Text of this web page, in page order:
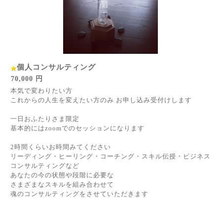
個人コンサルティング
70,000 円
本気で変わりたい方
これからの人生を変えたい方のみ お申し込み受付けします
一日おふたりさま限定
基本的にはzoomでのセッションになります
2時間くらいお時間みてください
リーディング・ヒーリング・コーチング・スキル伝授・ビジネス
コンサルティングなど
あなたの今の状態や段階に必要な
さまざまなスキルを組み合わせて
魂のコンサルティングをさせていただきます